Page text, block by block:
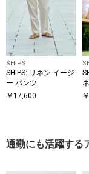
SHIPS
SHIPS: リネン イージ
ー パンツ
￥ 17,600
通勤にも活躍する